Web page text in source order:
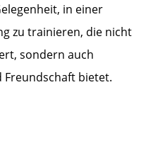
in einer
zu trainieren, die nicht
sondern auch
Freundschaft bietet.